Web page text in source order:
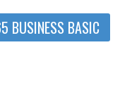
BUSINESS BASIC